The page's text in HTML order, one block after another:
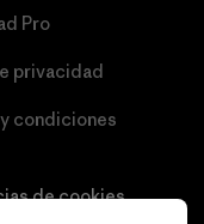
Pro
privacidad
condiciones
de cookies